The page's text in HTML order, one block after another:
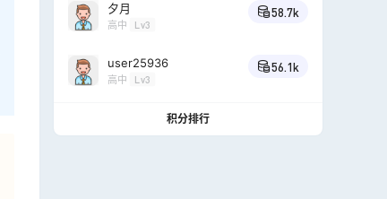
夕月
高中 Lv3
58.7k
user25936
高中 Lv3
56.1k
积分排行